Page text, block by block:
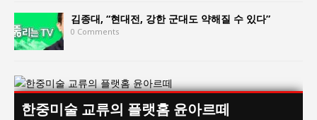
김종대, “현대전, 강한 군대도 약해질 수 있다”
0 Comments
한중미술 교류의 플랫홈 윤아르떼